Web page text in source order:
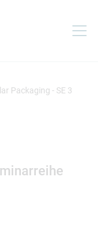
Packaging - SE 3